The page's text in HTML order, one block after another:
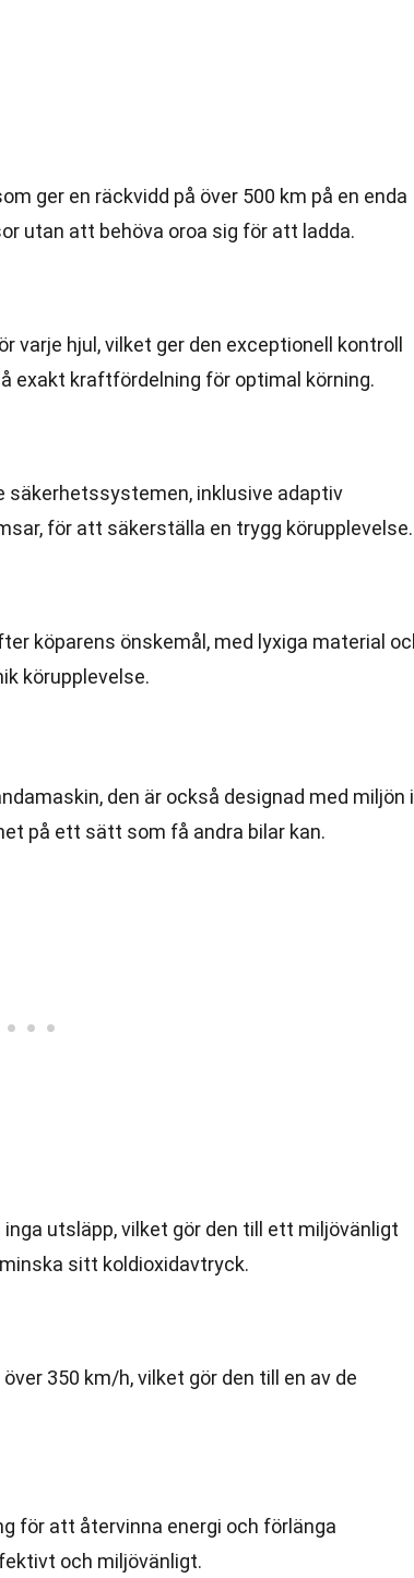
ger en räckvidd på över 500 km på en enda
utan att behöva oroa sig för att ladda.
varje hjul, vilket ger den exceptionell kontroll
exakt kraftfördelning för optimal körning.
inklusive adaptiv
för att säkerställa en trygg körupplevelse.
köparens önskemål, med lyxiga material
körupplevelse.
den är också designad med miljön i
på ett sätt som få andra bilar kan.
utsläpp, vilket gör den till ett miljövänligt
sitt koldioxidavtryck.
350 km/h, vilket gör den till en av de
för att återvinna energi och förlänga
och miljövänligt.